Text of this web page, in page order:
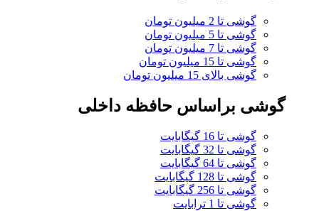
گوشی تا 2 میلیون تومان
گوشی تا 5 میلیون تومان
گوشی تا 7 میلیون تومان
گوشی تا 15 میلیون تومان
گوشی بالای 15 میلیون تومان
گوشی براساس حافظه داخلی
گوشی تا 16 گیگابایت
گوشی تا 32 گیگابایت
گوشی تا 64 گیگابایت
گوشی تا 128 گیگابایت
گوشی تا 256 گیگابایت
گوشی تا 1 ترابایت